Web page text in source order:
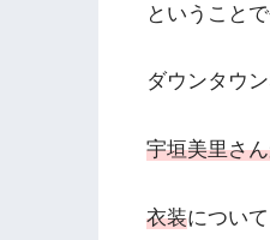
ということ
ダウンタウ
宇垣美里さ
衣装につい